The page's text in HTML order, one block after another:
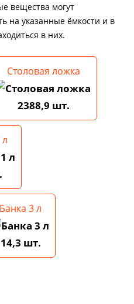
вещества могут
на указанные ёмкости и в
в них.
Столовая ложка
2388,9 шт.
Банка 3 л
14,3 шт.